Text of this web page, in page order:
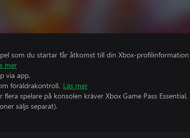
som du startar får åtkomst till din Xbox-
mer
via app.
föräldrakontroll. Läs mer
flera spelare på konsolen kräver Xbox Game Pass
säljs separat).